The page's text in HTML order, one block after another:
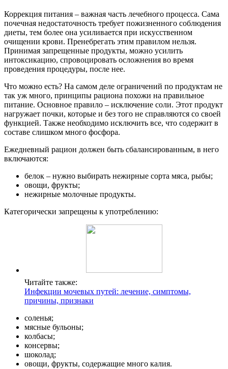
Коррекция питания – важная часть лечебного процесса. Сама
почечная недостаточность требует пожизненного соблюдения
диеты, тем более она усиливается при искусственном
очищении крови. Пренебрегать этим правилом нельзя.
Принимая запрещенные продукты, можно усилить
интоксикацию, спровоцировать осложнения во время
проведения процедуры, после нее.
Что можно есть? На самом деле ограничений по продуктам не
так уж много, принципы рациона похожи на правильное
питание. Основное правило – исключение соли. Этот продукт
нагружает почки, которые и без того не справляются со своей
функцией. Также необходимо исключить все, что содержит в
составе слишком много фосфора.
Ежедневный рацион должен быть сбалансированным, в него
включаются:
белок – нужно выбирать нежирные сорта мяса, рыбы;
овощи, фрукты;
нежирные молочные продукты.
Категорически запрещены к употреблению:
Читайте также:
Инфекции мочевых путей: лечение, симптомы,
причины, признаки
соленья;
мясные бульоны;
колбасы;
консервы;
шоколад;
овощи, фрукты, содержащие много калия.